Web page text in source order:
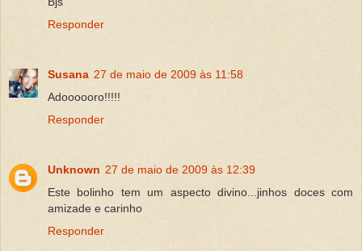
Responder
Susana 27 de maio de 2009 às 11:58
Adoooooro!!!!!
Responder
Unknown 27 de maio de 2009 às 12:39
Este bolinho tem um aspecto divino...jinhos doces com
amizade e carinho
Responder